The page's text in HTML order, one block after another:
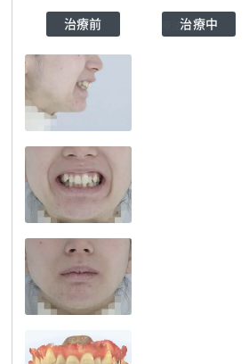
治療前 治療中
NATURALEE_さわだ
デンタルクリニック
TEL:0729998888
医療法人
医療法人
NATURALEE_さわだ
デンタルクリニック
TEL:0729998888
医療法人
NATURALEE_さわだ
デンタルクリニック
TEL:0729998888
医療法人